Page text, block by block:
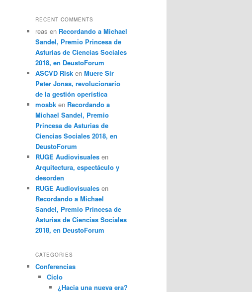
RECENT COMMENTS
reas en Recordando a Michael
Sandel, Premio Princesa de
Asturias de Ciencias Sociales
2018, en DeustoForum
ASCVD Risk en Muere Sir
Peter Jonas, revolucionario
de la gestión operística
mosbk en Recordando a
Michael Sandel, Premio
Princesa de Asturias de
Ciencias Sociales 2018, en
DeustoForum
RUGE Audiovisuales en
Arquitectura, espectáculo y
desorden
RUGE Audiovisuales en
Recordando a Michael
Sandel, Premio Princesa de
Asturias de Ciencias Sociales
2018, en DeustoForum
CATEGORIES
Conferencias
Ciclo
¿Hacia una nueva era?